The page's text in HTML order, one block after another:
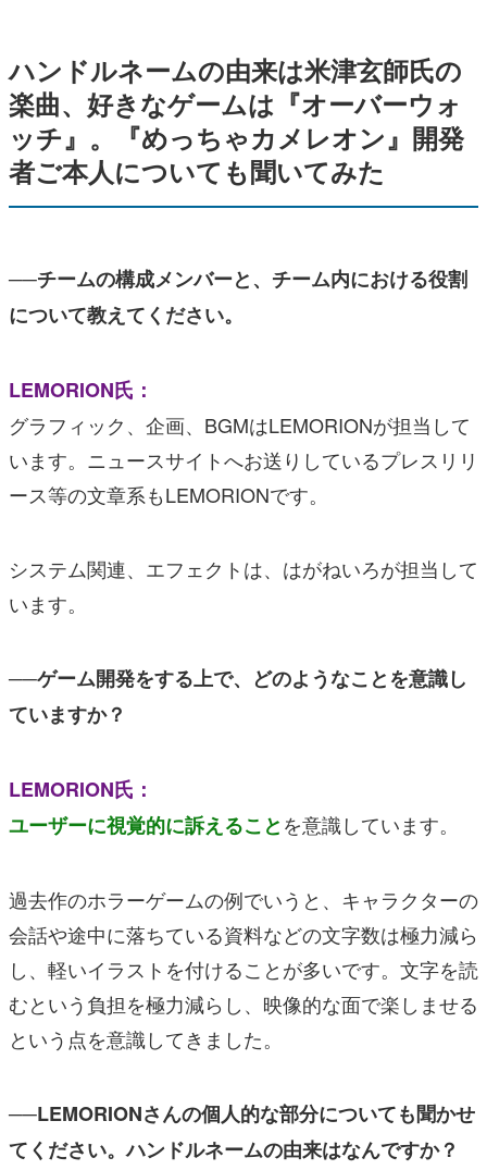
ハンドルネームの由来は米津玄師氏の
楽曲、好きなゲームは『オーバーウォ
ッチ』。『めっちゃカメレオン』開発
者ご本人についても聞いてみた
──チームの構成メンバーと、チーム内における役割
について教えてください。
LEMORION氏：
グラフィック、企画、BGMはLEMORIONが担当して
います。ニュースサイトへお送りしているプレスリリ
ース等の文章系もLEMORIONです。
システム関連、エフェクトは、はがねいろが担当して
います。
──ゲーム開発をする上で、どのようなことを意識し
ていますか？
LEMORION氏：
ユーザーに視覚的に訴えることを意識しています。
過去作のホラーゲームの例でいうと、キャラクターの
会話や途中に落ちている資料などの文字数は極力減ら
し、軽いイラストを付けることが多いです。文字を読
むという負担を極力減らし、映像的な面で楽しませる
という点を意識してきました。
──LEMORIONさんの個人的な部分についても聞かせ
てください。ハンドルネームの由来はなんですか？